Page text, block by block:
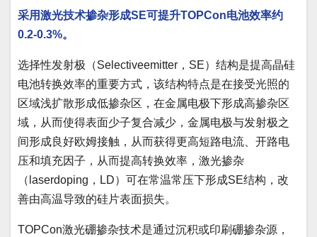
采用激光技术掺杂形成SE可提升TOPCon电池效率约
0.2-0.3%。
选择性发射极（Selectiveemitter，SE）结构是提高晶硅
电池转换效率的重要方式，该结构特点是在接受光照的
区域浅扩散形成低掺杂区，在金属电极下形成高掺杂区
域，从而使得表面少子复合减少，金属电极与发射极之
间形成良好欧姆接触，从而获得更高短路电流、开路电
压和填充因子，从而提高转换效率，激光掺杂
（laserdoping，LD）可在常温常压下形成SE结构，改
善由高温导致的硅片表面损失。
TOPCon激光硼掺杂技术是通过沉积或印刷硼掺杂源，